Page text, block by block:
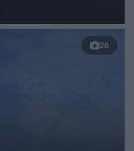
26